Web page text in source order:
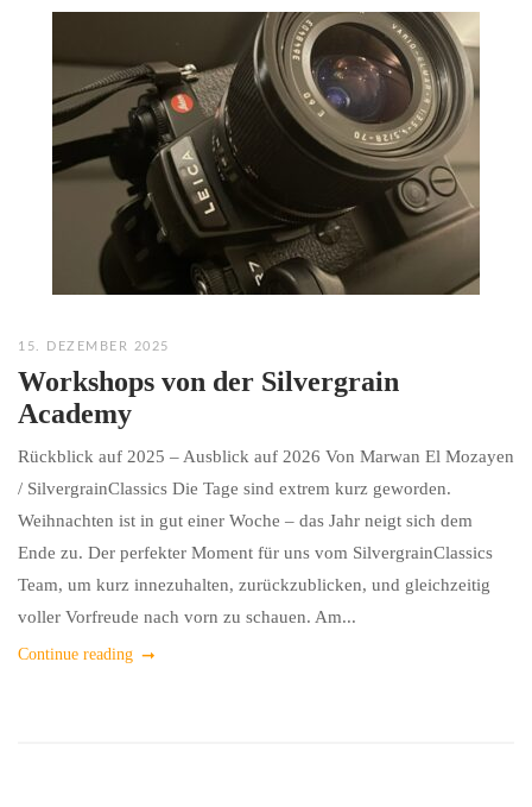
15. DEZEMBER 2025
Workshops von der Silvergrain
Academy
Rückblick auf 2025 – Ausblick auf 2026 Von Marwan El Mozayen
/ SilvergrainClassics Die Tage sind extrem kurz geworden.
Weihnachten ist in gut einer Woche – das Jahr neigt sich dem
Ende zu. Der perfekter Moment für uns vom SilvergrainClassics
Team, um kurz innezuhalten, zurückzublicken, und gleichzeitig
voller Vorfreude nach vorn zu schauen. Am...
Continue reading